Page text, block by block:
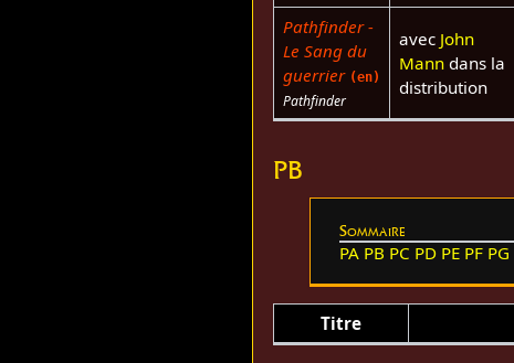
Pathfinder -
Le Sang du
guerrier (en)
Pathfinder
avec John
Manndans la
distribution
PB
Sommaire
PA PB PC PD PE PF PG
Titre